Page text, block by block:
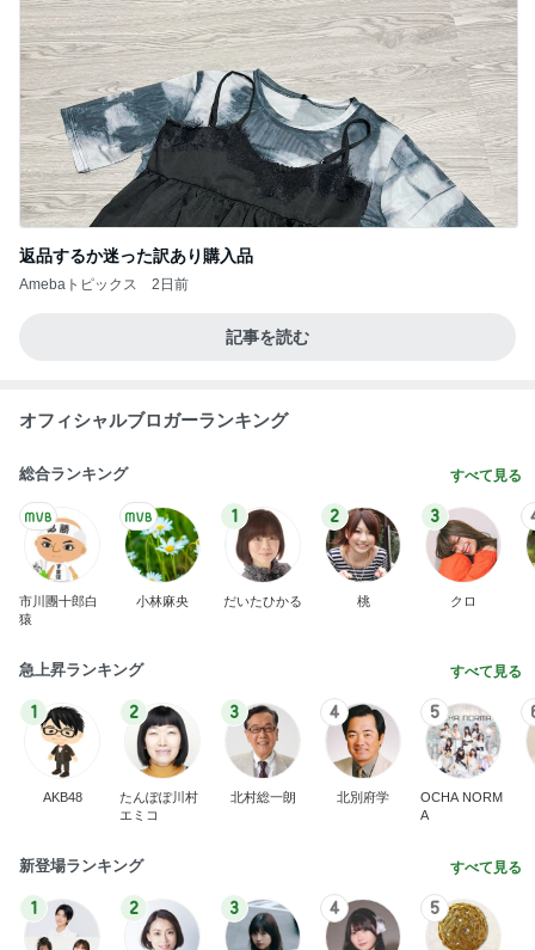
返品するか迷った訳あり購入品
Amebaトピックス 2日前
記事を読む
オフィシャルブロガーランキング
総合ランキング すべて見る
市川團十郎白
猿
小林麻央
1
だいたひかる
2
桃
3
クロ
急上昇ランキング すべて見る
1
AKB48
2
たんぽぽ川村
エミコ
3
北村総一朗
4
北別府学
5
OCHA NORM
A
新登場ランキング すべて見る
1 2 3 4 5